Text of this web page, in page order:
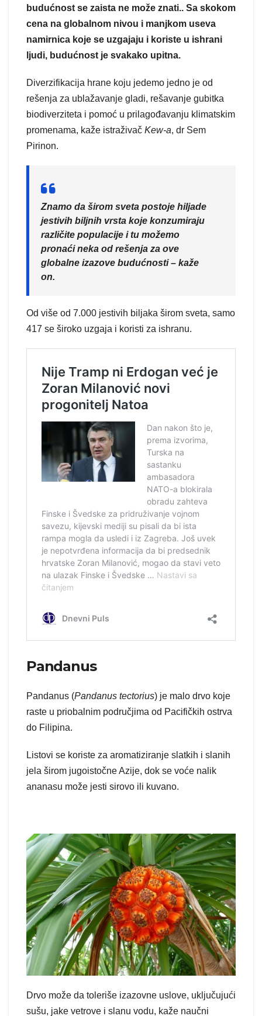
budućnost se zaista ne može znati.. Sa skokom
cena na globalnom nivou i manjkom useva
namirnica koje se uzgajaju i koriste u ishrani
ljudi, budućnost je svakako upitna.
Diverzifikacija hrane koju jedemo jedno je od
rešenja za ublažavanje gladi, rešavanje gubitka
biodiverziteta i pomoć u prilagođavanju klimatskim
promenama, kaže istraživač Kew-a, dr Sem
Pirinon.
Znamo da širom sveta postoje hiljade
jestivih biljnih vrsta koje konzumiraju
različite populacije i tu možemo
pronaći neka od rešenja za ove
globalne izazove budućnosti – kaže
on.
Od više od 7.000 jestivih biljaka širom sveta, samo
417 se široko uzgaja i koristi za ishranu.
Pandanus
Pandanus (Pandanus tectorius) je malo drvo koje
raste u priobalnim područjima od Pacifičkih ostrva
do Filipina.
Listovi se koriste za aromatiziranje slatkih i slanih
jela širom jugoistočne Azije, dok se voće nalik
ananasu može jesti sirovo ili kuvano.
Drvo može da toleriše izazovne uslove, uključujući
sušu, jake vetrove i slanu vodu, kaže naučni